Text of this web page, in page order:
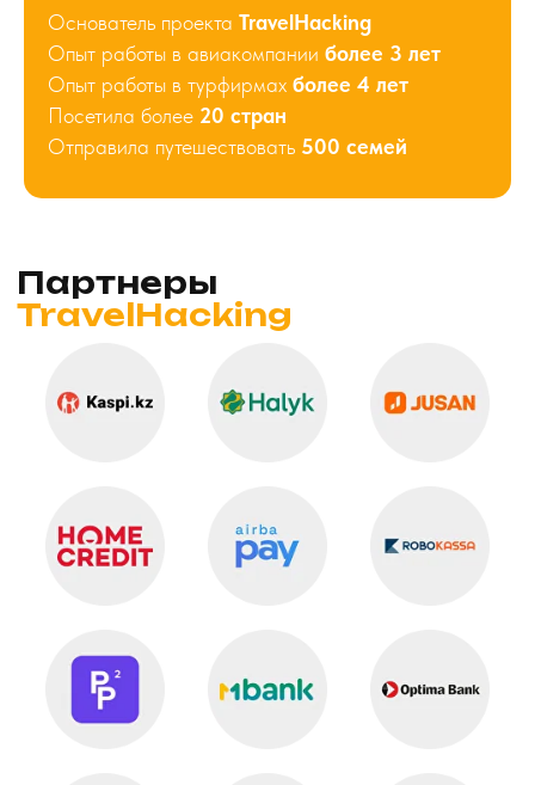
Основатель проекта TravelHacking
Опыт работы в авиакомпании более 3 лет
Опыт работы в турфирмах более 4 лет
Посетила более 20 стран
Отправила путешествовать 500 семей